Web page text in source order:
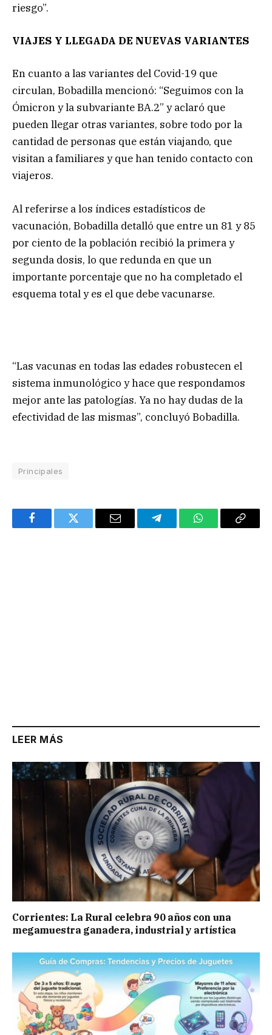
riesgo”.
VIAJES Y LLEGADA DE NUEVAS VARIANTES
En cuanto a las variantes del Covid-19 que
circulan, Bobadilla mencionó: “Seguimos con la
Ómicron y la subvariante BA.2” y aclaró que
pueden llegar otras variantes, sobre todo por la
cantidad de personas que están viajando, que
visitan a familiares y que han tenido contacto con
viajeros.
Al referirse a los índices estadísticos de
vacunación, Bobadilla detalló que entre un 81 y 85
por ciento de la población recibió la primera y
segunda dosis, lo que redunda en que un
importante porcentaje que no ha completado el
esquema total y es el que debe vacunarse.
“Las vacunas en todas las edades robustecen el
sistema inmunológico y hace que respondamos
mejor ante las patologías. Ya no hay dudas de la
efectividad de las mismas”, concluyó Bobadilla.
Principales
FacebookTwitter Email TelegramWhatsAppCopy
LEER MÁS
Corrientes: La Rural celebra 90 años con una
megamuestra ganadera, industrial y artística